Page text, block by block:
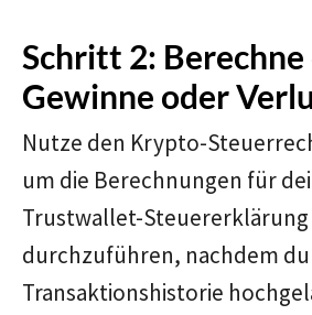
Schritt 2: Berechne
Gewinne oder
Nutze den Krypto-
um die Berechnungen für
Trustwallet-
durchzuführen, nachdem
Transaktionshistorie